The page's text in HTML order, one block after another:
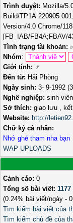
Trình duyệt: Mozilla/
Build/
Version/4.0 Chrome/
[FB_IAB/FB4A;FBAV/
Tình trạng tài khoản:
Nhóm:
Giới tính: ♂️
Đến từ: Hải Phòng
Ngày sinh: 3- 9-1992
Nghề nghiệp: sinh viên
Sở thích: giao lưu ,
Website: http://
Chữ ký cá nhân:
Nhớ ghé tham nha bạn
WAP UPLOADS
Cảnh cáo: 0
Tổng số bài viết: 1177
(0.24% bài viết/ngày -
Tìm kiếm bài viết của
Tìm kiếm chủ đề của